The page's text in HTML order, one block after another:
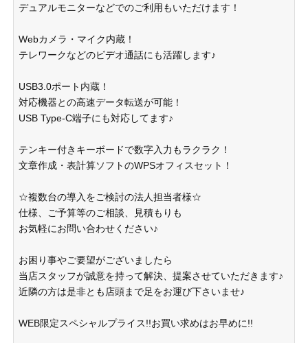
デュアルモニターなどでのご利用もいただけます！
Webカメラ・マイク内蔵！
テレワークなどのビデオ通話にも活躍します♪
USB3.0ポート内蔵！
対応機器との高速データ転送が可能！
USB Type-C端子にも対応してます♪
テンキー付きキーボードで数字入力もラクラク！
文章作成・表計算ソフトのWPSオフィスセット！
☆複数台の導入をご検討の法人担当者様☆
仕様、ご予算等のご相談、見積もりも
お気軽にお問い合わせください♪
お困り事やご要望がございましたら
当店スタッフが誠意を持って解決、提案させていただきます♪
近隣の方は是非とも店頭まで足をお運び下さいませ♪
WEB限定スペシャルプライス!!お買い求めはお早めに!!